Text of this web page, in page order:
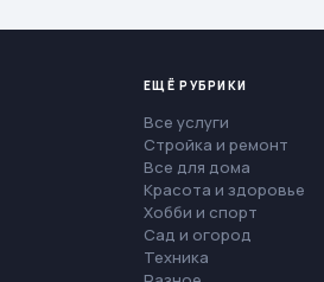
ЕЩЁ РУБРИКИ
Все услуги
Стройка и ремонт
Все для дома
Красота и здоровье
Хобби и спорт
Сад и огород
Техника